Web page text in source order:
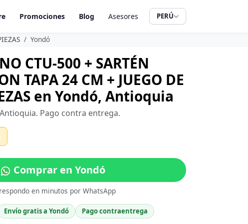
Promociones Blog Asesores PERÚ
Yondó
CTU-500 + SARTÉN
TAPA 24 CM + JUEGO DE
en Yondó, Antioquia
Pago contra entrega.
Comprar en Yondó
en minutos por WhatsApp
Envío gratis a Yondó Pago contraentrega